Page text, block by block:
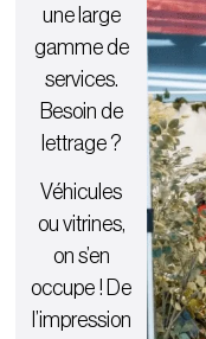
une large
gamme de
services.
Besoin de
lettrage ?
Véhicules
ou vitrines,
on s’en
occupe ! De
l’impression